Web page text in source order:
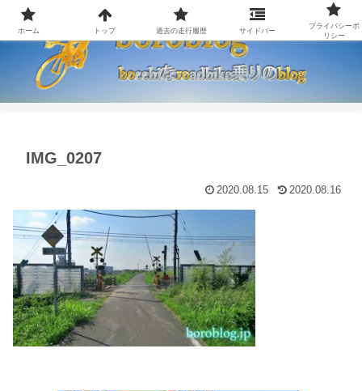
IMG_0207
2020.08.15 2020.08.16
ホーム トップ 過去の走行履歴 サイドバー
プライバシーポ
リシー